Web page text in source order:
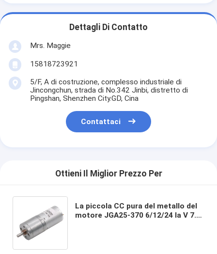
Dettagli Di Contatto
Mrs. Maggie
15818723921
5/F, A di costruzione, complesso industriale di
Jincongchun, strada di No.342 Jinbi, distretto di
Pingshan, Shenzhen City.GD, Cina
Contattaci
Ottieni Il Miglior Prezzo Per
La piccola CC pura del metallo del
motore JGA25-370 6/12/24 la V 7.5-